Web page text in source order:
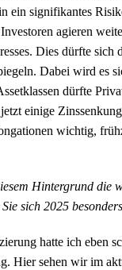
ein signifikantes
agieren
Dies dürfte
Dabei wird es
dürfte
einige
wichtig,
Hintergrund die
sich 2025
hatte ich eben
Hier sehen wir im